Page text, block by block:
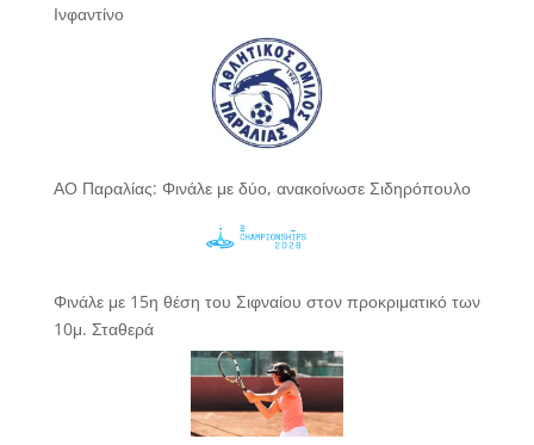
Ινφαντίνο
ΑΟ Παραλίας: Φινάλε με δύο, ανακοίνωσε Σιδηρόπουλο
Φινάλε με 15η θέση του Σιφναίου στον προκριματικό των
10μ. Σταθερά